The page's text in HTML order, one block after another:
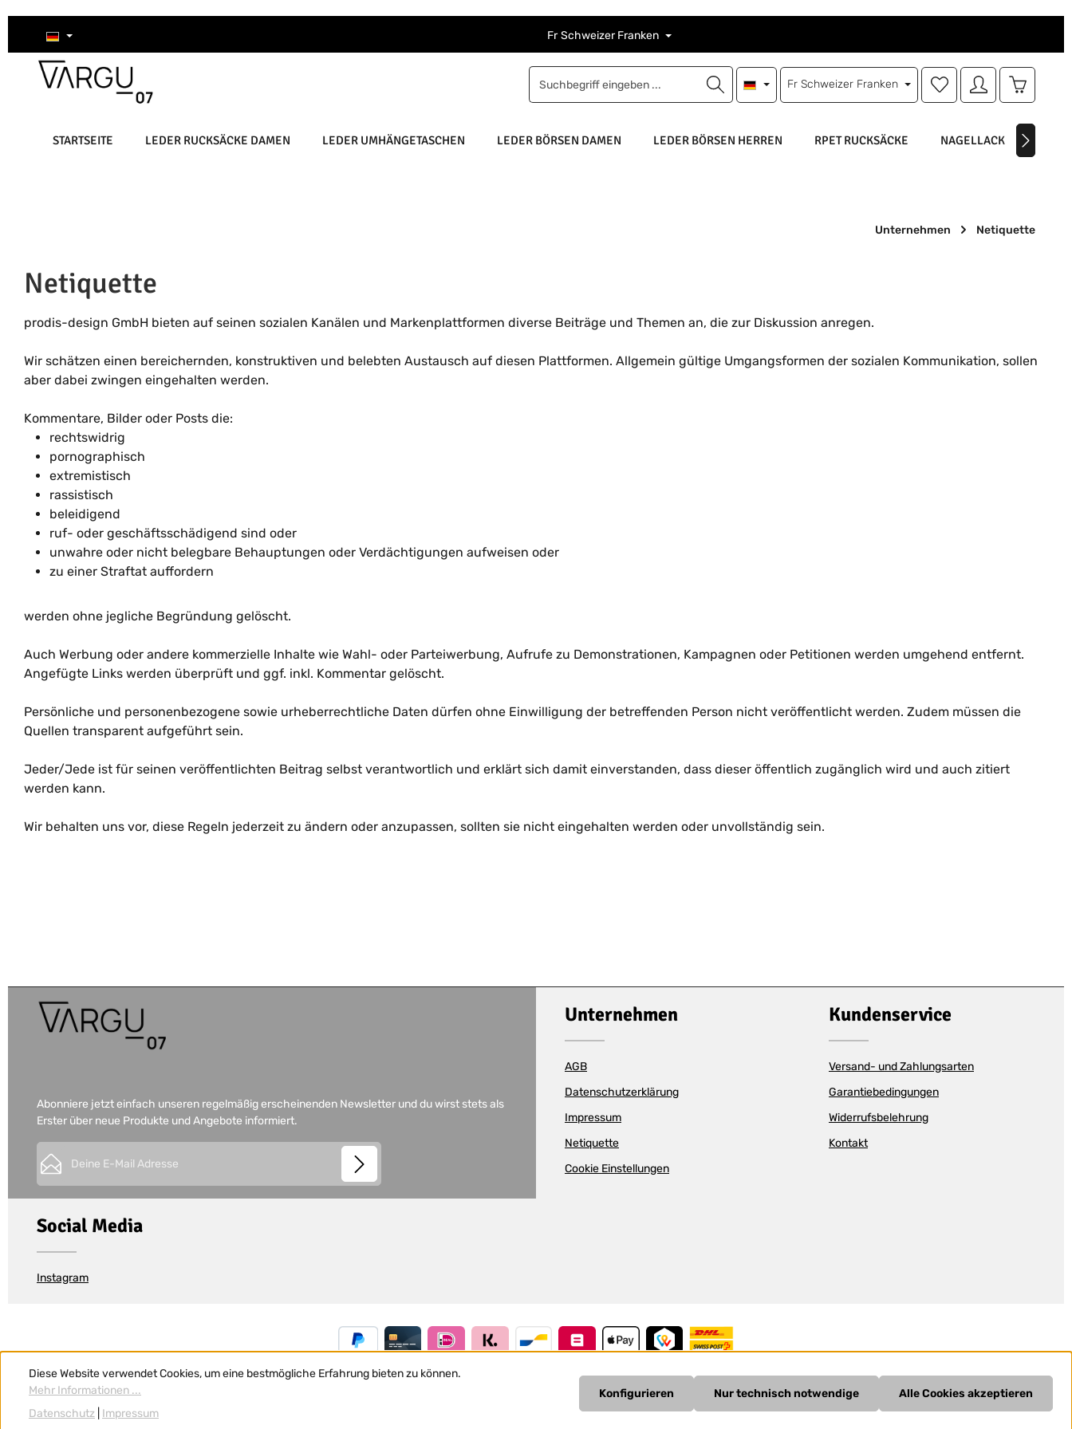
Hauptinhalt springen
Zur Suche springen
Zur Hauptnavigation springen Fr Schweizer Franken
Fr Schweizer Franken
Du hast 0 Produkte auf
STARTSEITE LEDER RUCKSÄCKE DAMEN LEDER UMHÄNGETASCHEN LEDER BÖRSEN DAMEN LEDER BÖRSEN HERREN RPET RUCKSÄCKE NAGELLACK
Unternehmen Netiquette
Netiquette
prodis-design GmbH bieten auf seinen sozialen Kanälen und Markenplattformen diverse Beiträge und Themen an, die zur Diskussion anregen.
Wir schätzen einen bereichernden, konstruktiven und belebten Austausch auf diesen Plattformen. Allgemein gültige Umgangsformen der sozialen Kommunikation, sollen
aber dabei zwingen eingehalten werden.
Kommentare, Bilder oder Posts die:
rechtswidrig
pornographisch
extremistisch
rassistisch
beleidigend
ruf- oder geschäftsschädigend sind oder
unwahre oder nicht belegbare Behauptungen oder Verdächtigungen aufweisen oder
zu einer Straftat auffordern
werden ohne jegliche Begründung gelöscht.
Auch Werbung oder andere kommerzielle Inhalte wie Wahl- oder Parteiwerbung, Aufrufe zu Demonstrationen, Kampagnen oder Petitionen werden umgehend entfernt.
Angefügte Links werden überprüft und ggf. inkl. Kommentar gelöscht.
Persönliche und personenbezogene sowie urheberrechtliche Daten dürfen ohne Einwilligung der betreffenden Person nicht veröffentlicht werden. Zudem müssen die
Quellen transparent aufgeführt sein.
Jeder/Jede ist für seinen veröffentlichten Beitrag selbst verantwortlich und erklärt sich damit einverstanden, dass dieser öffentlich zugänglich wird und auch zitiert
werden kann.
Wir behalten uns vor, diese Regeln jederzeit zu ändern oder anzupassen, sollten sie nicht eingehalten werden oder unvollständig sein.
Abonniere jetzt einfach unseren regelmäßig erscheinenden Newsletter und du wirst stets als
Erster über neue Produkte und Angebote informiert.
Datenschutz
Ich habe dieDatenschutzbestimmungen
Die mit einem Stern (*) markierten Felder sind Pflichtfelder.
Unternehmen
AGB
Datenschutzerklärung
Impressum
Netiquette
Cookie Einstellungen
Kundenservice
Versand- und Zahlungsarten
Garantiebedingungen
Widerrufsbelehrung
Kontakt
Social Media
Instagram
Diese Website verwendet Cookies, um eine bestmögliche Erfahrung bieten zu können.
Mehr Informationen ...
Datenschutz Impressum
Nur technisch notwendige
Konfigurieren Alle Cookies akzeptieren